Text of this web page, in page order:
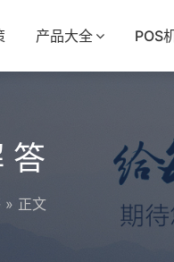
产品大全 POS
» 正文